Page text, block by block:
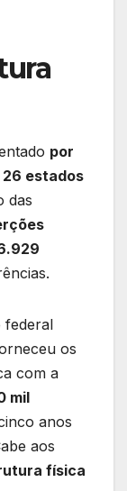
por
26 estados
das
federal
os
com a
mil
anos
aos
física